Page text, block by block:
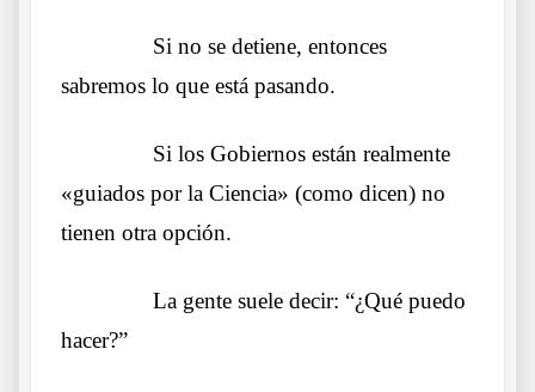
Si no se detiene, entonces
sabremos lo que está pasando.
Si los Gobiernos están realmente
«guiados por la Ciencia» (como dicen) no
tienen otra opción.
La gente suele decir: “¿Qué puedo
hacer?”